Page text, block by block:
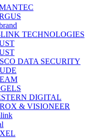
TECHNOLOGIES
DATA SECURITY
DIGITAL
& VISIONEER